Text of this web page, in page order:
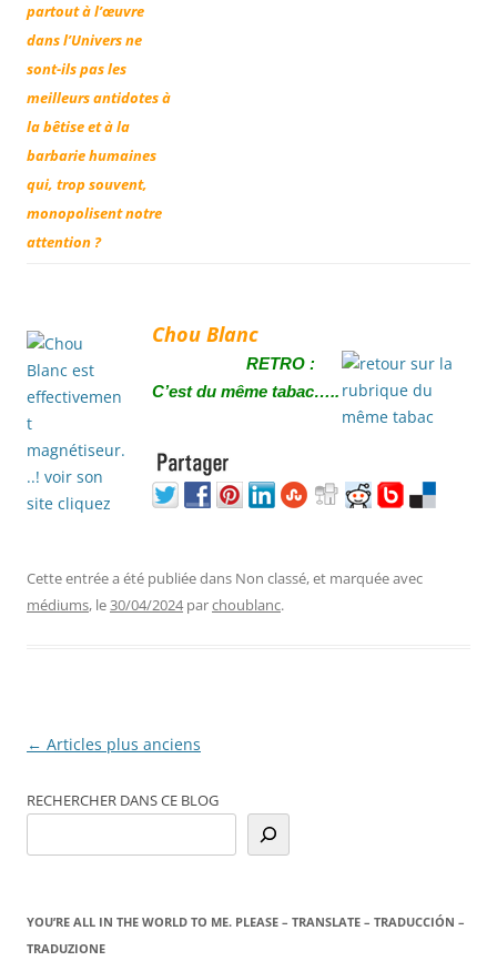
partout à l’œuvre
dans l’Univers ne
sont-ils pas les
meilleurs antidotes à
la bêtise et à la
barbarie humaines
qui, trop souvent,
monopolisent notre
attention ?
Chou Blanc
RETRO :
C’est du même tabac…..
Cette entrée a été publiée dans Non classé, et marquée avec
médiums, le30/04/2024 parchoublanc.
Navigation
articles
← Articles plus anciens
RECHERCHER DANS CE BLOG
YOU’RE ALL IN THE WORLD TO ME. PLEASE – TRANSLATE – TRADUCCIÓN –
TRADUZIONE